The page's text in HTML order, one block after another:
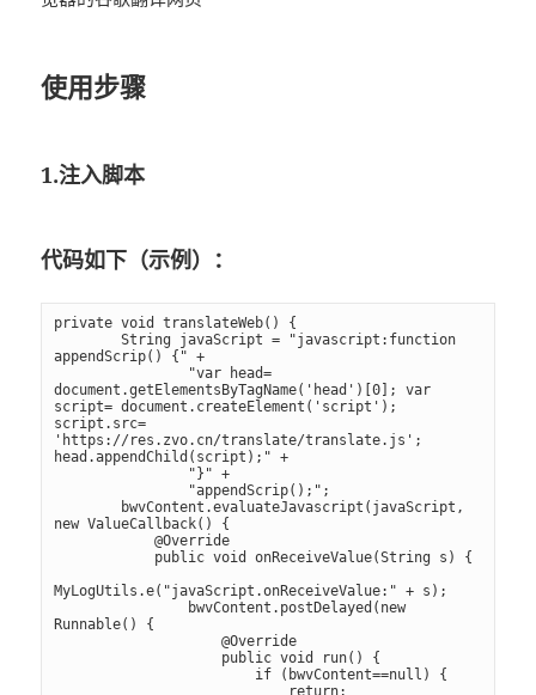
使用步骤
1.注入脚本
代码如下（示例）：
private void translateWeb() {
        String javaScript = "javascript:function
appendScrip() {" +
document.getElementsByTagName('head')[0]; var
script= document.createElement('script');
script.src=
'https://res.zvo.cn/translate/translate.js';
head.appendChild(script);" +
new ValueCallback() {
            @Override
MyLogUtils.e("javaScript.onReceiveValue:" + s);
Runnable() {
                    @Override